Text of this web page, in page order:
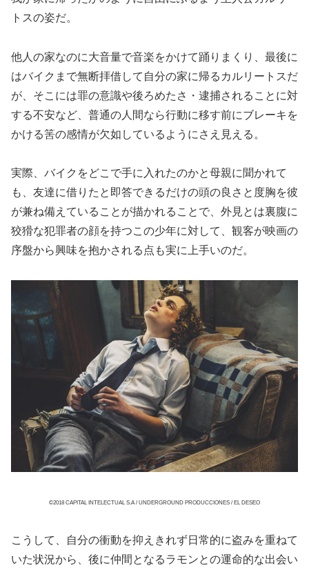
トスの姿だ。
他人の家なのに大音量で音楽をかけて踊りまくり、最後に
はバイクまで無断拝借して自分の家に帰るカルリートスだ
が、そこには罪の意識や後ろめたさ・逮捕されることに対
する不安など、普通の人間なら行動に移す前にブレーキを
かける筈の感情が欠如しているようにさえ見える。
実際、バイクをどこで手に入れたのかと母親に聞かれて
も、友達に借りたと即答できるだけの頭の良さと度胸を彼
が兼ね備えていることが描かれることで、外見とは裏腹に
狡猾な犯罪者の顔を持つこの少年に対して、観客が映画の
序盤から興味を抱かされる点も実に上手いのだ。
©2018 CAPITAL INTELECTUAL S.A / UNDERGROUND PRODUCCIONES / EL DESEO
こうして、自分の衝動を抑えきれず日常的に盗みを重ねて
いた状況から、後に仲間となるラモンとの運命的な出会い